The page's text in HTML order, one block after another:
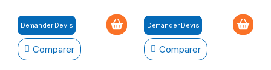
Demander Devis
Comparer
Demander Devis
Comparer